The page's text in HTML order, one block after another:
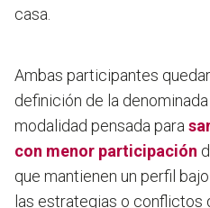
casa.
Ambas participantes
definición de la denominada
modalidad pensada para
con menor participación
que mantienen un perfil
las estrategias o conflictos